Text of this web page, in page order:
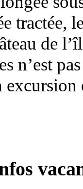
tractée,
de
n’est